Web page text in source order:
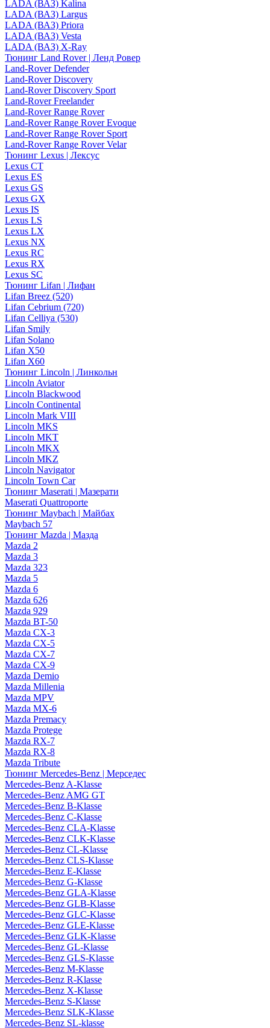
LADA (ВАЗ) Kalina
LADA (ВАЗ) Largus
LADA (ВАЗ) Priora
LADA (ВАЗ) Vesta
LADA (ВАЗ) X-Ray
Тюнинг Land Rover | Ленд Ровер
Land-Rover Defender
Land-Rover Discovery
Land-Rover Discovery Sport
Land-Rover Freelander
Land-Rover Range Rover
Land-Rover Range Rover Evoque
Land-Rover Range Rover Sport
Land-Rover Range Rover Velar
Тюнинг Lexus | Лексус
Lexus CT
Lexus ES
Lexus GS
Lexus GX
Lexus IS
Lexus LS
Lexus LX
Lexus NX
Lexus RC
Lexus RX
Lexus SC
Тюнинг Lifan | Лифан
Lifan Breez (520)
Lifan Cebrium (720)
Lifan Celliya (530)
Lifan Smily
Lifan Solano
Lifan X50
Lifan X60
Тюнинг Lincoln | Линкольн
Lincoln Aviator
Lincoln Blackwood
Lincoln Continental
Lincoln Mark VIII
Lincoln MKS
Lincoln MKT
Lincoln MKX
Lincoln MKZ
Lincoln Navigator
Lincoln Town Car
Тюнинг Maserati | Мазерати
Maserati Quattroporte
Тюнинг Maybach | Майбах
Maybach 57
Тюнинг Mazda | Мазда
Mazda 2
Mazda 3
Mazda 323
Mazda 5
Mazda 6
Mazda 626
Mazda 929
Mazda BT-50
Mazda CX-3
Mazda CX-5
Mazda CX-7
Mazda CX-9
Mazda Demio
Mazda Millenia
Mazda MPV
Mazda MX-6
Mazda Premacy
Mazda Protege
Mazda RX-7
Mazda RX-8
Mazda Tribute
Тюнинг Mercedes-Benz | Мерседес
Mercedes-Benz A-Klasse
Mercedes-Benz AMG GT
Mercedes-Benz B-Klasse
Mercedes-Benz C-Klasse
Mercedes-Benz CLA-Klasse
Mercedes-Benz CLK-Klasse
Mercedes-Benz CL-Klasse
Mercedes-Benz CLS-Klasse
Mercedes-Benz E-Klasse
Mercedes-Benz G-Klasse
Mercedes-Benz GLA-Klasse
Mercedes-Benz GLB-Klasse
Mercedes-Benz GLC-Klasse
Mercedes-Benz GLE-Klasse
Mercedes-Benz GLK-Klasse
Mercedes-Benz GL-Klasse
Mercedes-Benz GLS-Klasse
Mercedes-Benz M-Klasse
Mercedes-Benz R-Klasse
Mercedes-Benz X-Klasse
Mercedes-Benz S-Klasse
Mercedes-Benz SLK-Klasse
Mercedes-Benz SL-klasse